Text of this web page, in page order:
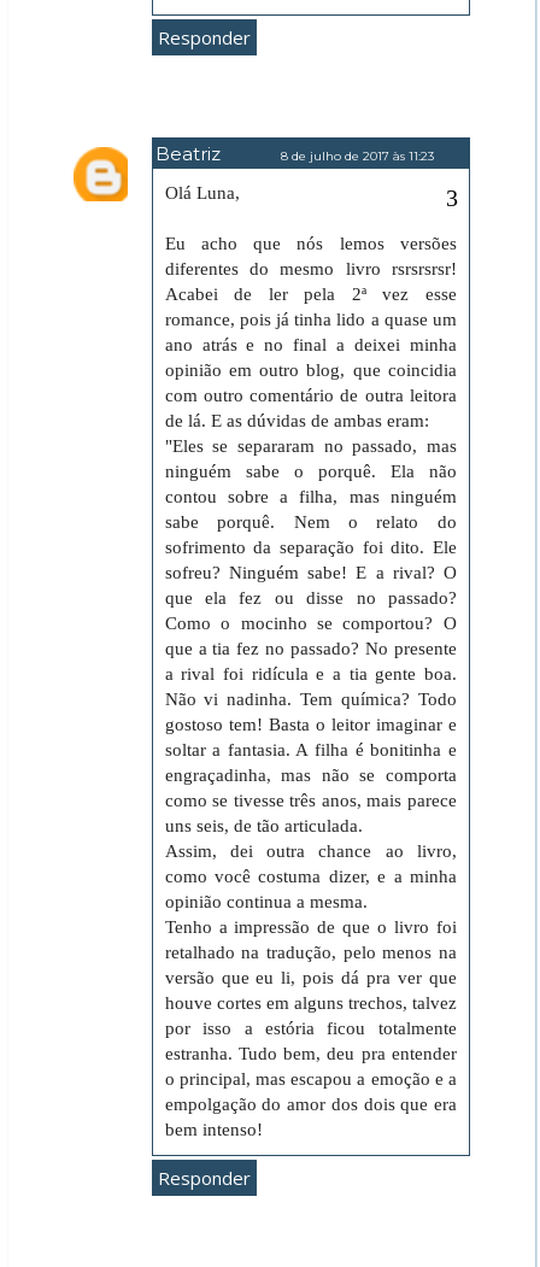
Responder
Beatriz 8 de julho de 2017 às 11:23
Olá Luna,
Eu acho que nós lemos versões
diferentes do mesmo livro rsrsrsrsr!
Acabei de ler pela 2ª vez esse
romance, pois já tinha lido a quase um
ano atrás e no final a deixei minha
opinião em outro blog, que coincidia
com outro comentário de outra leitora
de lá. E as dúvidas de ambas eram:
"Eles se separaram no passado, mas
ninguém sabe o porquê. Ela não
contou sobre a filha, mas ninguém
sabe porquê. Nem o relato do
sofrimento da separação foi dito. Ele
sofreu? Ninguém sabe! E a rival? O
que ela fez ou disse no passado?
Como o mocinho se comportou? O
que a tia fez no passado? No presente
a rival foi ridícula e a tia gente boa.
Não vi nadinha. Tem química? Todo
gostoso tem! Basta o leitor imaginar e
soltar a fantasia. A filha é bonitinha e
engraçadinha, mas não se comporta
como se tivesse três anos, mais parece
uns seis, de tão articulada.
Assim, dei outra chance ao livro,
como você costuma dizer, e a minha
opinião continua a mesma.
Tenho a impressão de que o livro foi
retalhado na tradução, pelo menos na
versão que eu li, pois dá pra ver que
houve cortes em alguns trechos, talvez
por isso a estória ficou totalmente
estranha. Tudo bem, deu pra entender
o principal, mas escapou a emoção e a
empolgação do amor dos dois que era
bem intenso!
Responder